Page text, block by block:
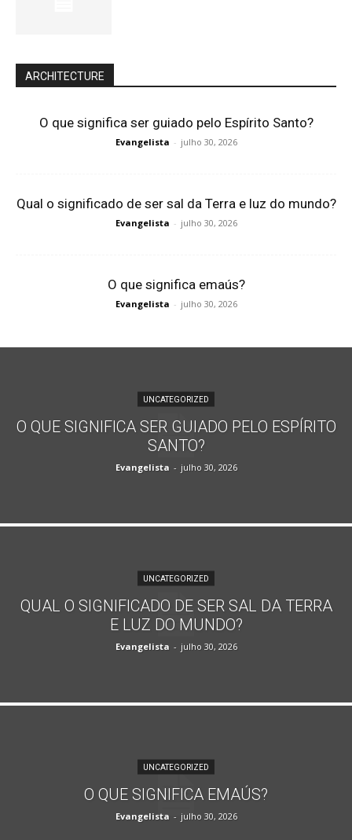
ARCHITECTURE
O que significa ser guiado pelo Espírito Santo?
Evangelista - julho 30, 2026
Qual o significado de ser sal da Terra e luz do mundo?
Evangelista - julho 30, 2026
O que significa emaús?
Evangelista - julho 30, 2026
UNCATEGORIZED
O QUE SIGNIFICA SER GUIADO PELO ESPÍRITO
SANTO?
Evangelista - julho 30, 2026
UNCATEGORIZED
QUAL O SIGNIFICADO DE SER SAL DA TERRA
E LUZ DO MUNDO?
Evangelista - julho 30, 2026
UNCATEGORIZED
O QUE SIGNIFICA EMAÚS?
Evangelista - julho 30, 2026